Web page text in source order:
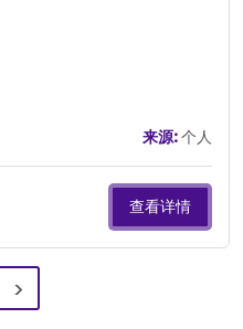
来源:个人
查看详情
›